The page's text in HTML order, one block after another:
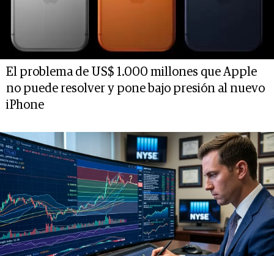
El problema de US$ 1.000 millones que Apple
no puede resolver y pone bajo presión al nuevo
iPhone